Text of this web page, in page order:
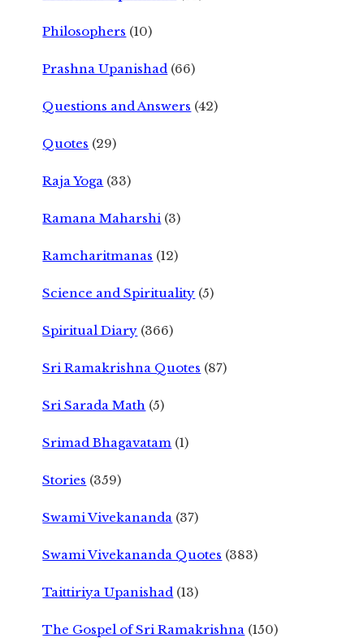
Philosophers (10)
Prashna Upanishad (66)
Questions and Answers (42)
Quotes (29)
Raja Yoga (33)
Ramana Maharshi (3)
Ramcharitmanas (12)
Science and Spirituality (5)
Spiritual Diary (366)
Sri Ramakrishna Quotes (87)
Sri Sarada Math (5)
Srimad Bhagavatam (1)
Stories (359)
Swami Vivekananda (37)
Swami Vivekananda Quotes (383)
Taittiriya Upanishad (13)
The Gospel of Sri Ramakrishna (150)